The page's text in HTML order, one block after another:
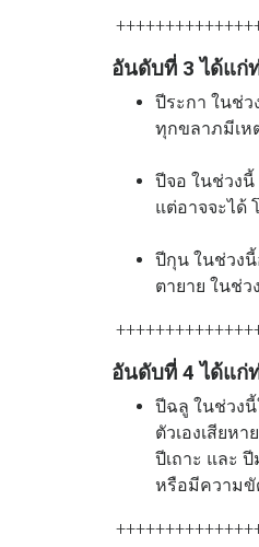
อันดับที่ 3 ได้แก่
ปีระกา ในช่
ทุกขลาภมีเห
ปีจอ ในช่วง
แต่อาจจะได้
ปีกุน ในช่วง
ตายาย ในช่
อันดับที่ 4 ได้แก่
ปีฉลู ในช่วงนี้
ตัวเองเสียหาย
ปีเถาะ และ
หรือมีความขั